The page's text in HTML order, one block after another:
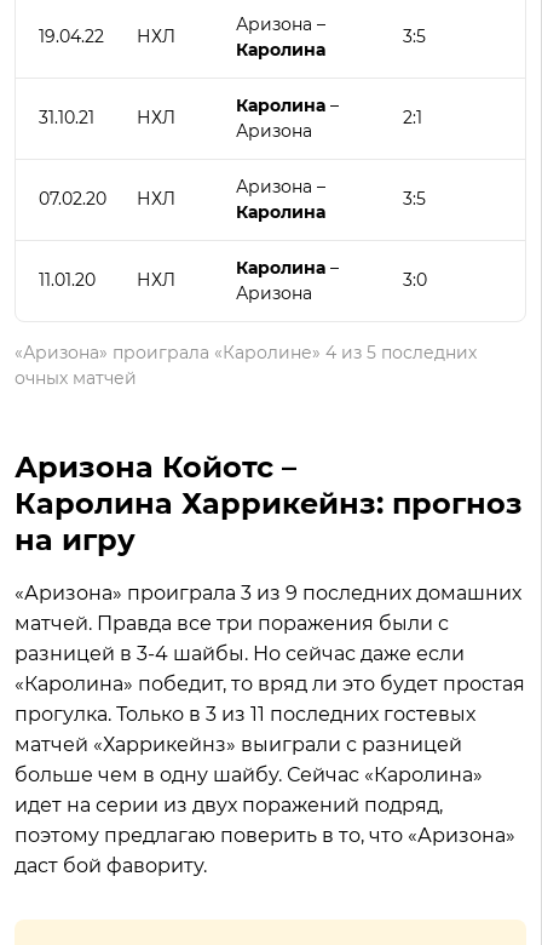
19.04.22 НХЛ
Аризона –
Каролина
3:5
31.10.21 НХЛ
Каролина –
Аризона
2:1
07.02.20 НХЛ
Аризона –
Каролина
3:5
11.01.20 НХЛ
Каролина –
Аризона
3:0
«Аризона» проиграла «Каролине» 4 из 5 последних
очных матчей
Аризона Койотс –
Каролина Харрикейнз: прогноз
на игру
«Аризона» проиграла 3 из 9 последних домашних
матчей. Правда все три поражения были с
разницей в 3-4 шайбы. Но сейчас даже если
«Каролина» победит, то вряд ли это будет простая
прогулка. Только в 3 из 11 последних гостевых
матчей «Харрикейнз» выиграли с разницей
больше чем в одну шайбу. Сейчас «Каролина»
идет на серии из двух поражений подряд,
поэтому предлагаю поверить в то, что «Аризона»
даст бой фавориту.